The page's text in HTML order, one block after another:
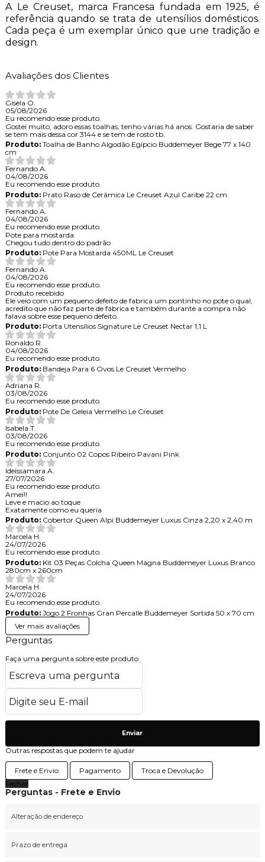
A Le Creuset, marca Francesa fundada em 1925, é
referência quando se trata de utensílios domésticos.
Cada peça é um exemplar único que une tradição e
design.
Avaliações dos Clientes
Gisela O.
05/08/2026
Eu recomendo esse produto.
Gostei muito, adoro essas toalhas, tenho várias há anos. Gostaria de saber
se tem mais dessa cor 3144 e se tem de rosto tb.
Produto:Toalha de Banho Algodão Egípcio Buddemeyer Bege 77 x 140
cm
Fernando A.
04/08/2026
Eu recomendo esse produto.
Produto:Prato Raso de Cerâmica Le Creuset Azul Caribe 22 cm
Fernando A.
04/08/2026
Eu recomendo esse produto.
Pote para mostarda
Chegou tudo dentro do padrão
Produto:Pote Para Mostarda 450ML Le Creuset
Fernando A.
04/08/2026
Eu recomendo esse produto.
Produto recebido
Ele veio com um pequeno defeito de fabrica um pontinho no pote o qual,
acredito que não faz parte de fábrica e também durante a compra não
falava sobre esse pequeno defeito.
Produto:Porta Utensílios Signature Le Creuset Nectar 1,1 L
Ronaldo R.
04/08/2026
Eu recomendo esse produto.
Produto:Bandeja Para 6 Ovos Le Creuset Vermelho
Adriana R.
03/08/2026
Eu recomendo esse produto.
Produto:Pote De Geleia Vermelho Le Creuset
Isabela T.
03/08/2026
Eu recomendo esse produto.
Produto:Conjunto 02 Copos Ribeiro Pavani Pink
Ideissamara A.
27/07/2026
Eu recomendo esse produto.
Amei!!
Leve e macio ao toque
Exatamente como eu queria
Produto:Cobertor Queen Alpi Buddemeyer Luxus Cinza 2,20 x 2,40 m
Marcela H.
24/07/2026
Eu recomendo esse produto.
Produto:Kit 03 Peças Colcha Queen Magna Buddemeyer Luxus Branco
280cm x 260cm
Marcela H.
24/07/2026
Eu recomendo esse produto.
Produto:Jogo 2 Fronhas Gran Percalle Buddemeyer Sortida 50 x 70 cm
Ver mais avaliações
Perguntas
Faça uma pergunta sobre este produto
Enviar
Outras respostas que podem te ajudar
Frete e Envio Pagamento
Troca e Devolução
Fechar
Perguntas - Frete e Envio
Alteração de endereço
Prazo de entrega